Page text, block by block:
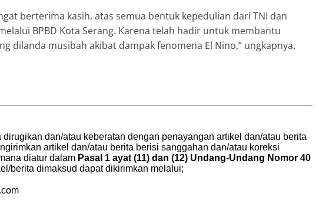
berterima kasih, atas semua bentuk kepedulian dari TNI dan
BPBD Kota Serang. Karena telah hadir untuk membantu
dilanda musibah akibat dampak fenomena El Nino,” ungkapnya.